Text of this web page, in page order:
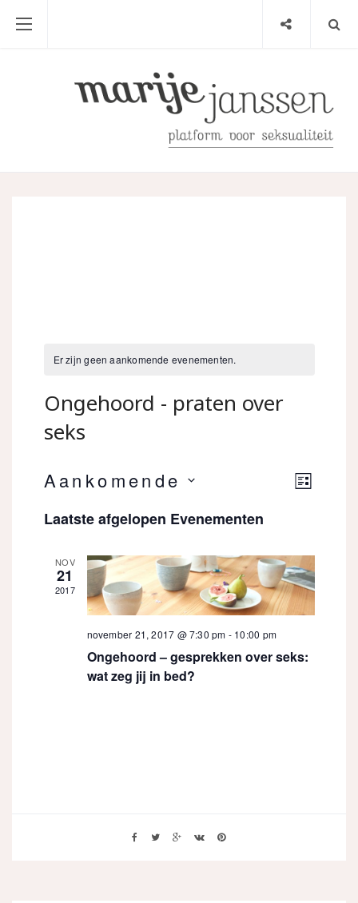
Er zijn geen aankomende evenementen.
Ongehoord - praten over
seks
Aankomende
Laatste afgelopen Evenementen
NOV
21
2017
november 21, 2017 @ 7:30 pm - 10:00 pm
Ongehoord – gesprekken over seks:
wat zeg jij in bed?